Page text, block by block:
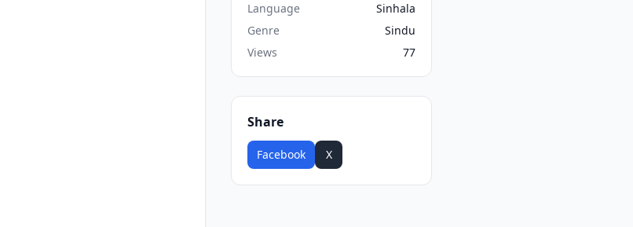
Language
Sinhala
Genre
Sindu
Views
77
Share
Facebook X